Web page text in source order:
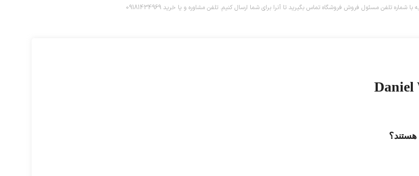
تلفن مسئول فروش فروشگاه تماس بگیرید تا آنرا برای شما ارسال کنیم. تلفن مشاوره و یا خرید 09181434969
هستند؟